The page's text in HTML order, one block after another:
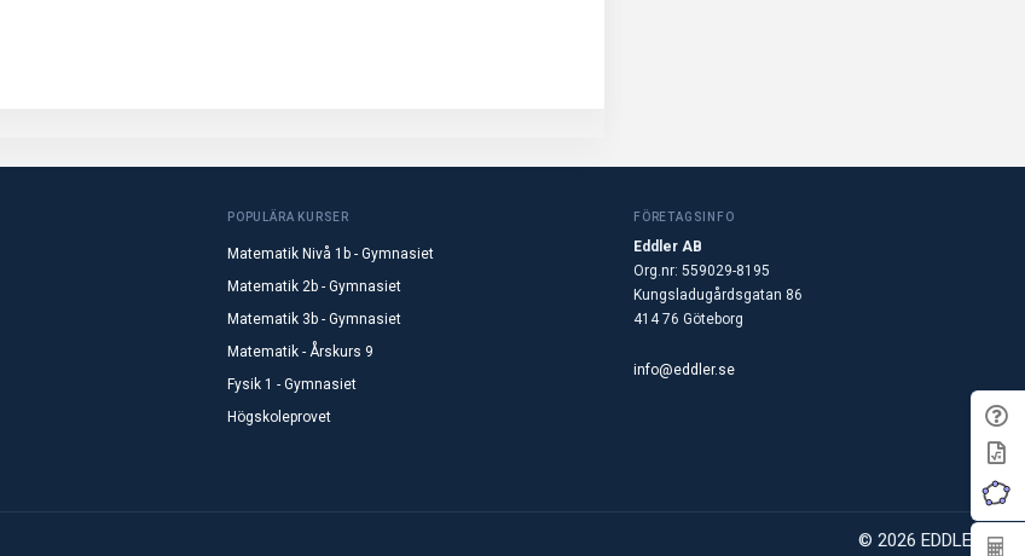
POPULÄRA KURSER
Matematik Nivå 1b - Gymnasiet
Matematik 2b - Gymnasiet
Matematik 3b - Gymnasiet
Matematik - Årskurs 9
Fysik 1 - Gymnasiet
Högskoleprovet
FÖRETAGSINFO
Eddler AB
Org.nr: 559029-8195
Kungsladugårdsgatan 86
414 76 Göteborg
info@eddler.se
© 2026 EDDLER AB